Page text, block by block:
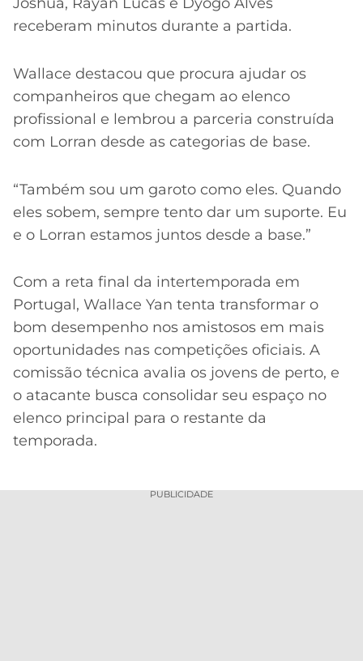
receberam minutos durante a partida.
Wallace destacou que procura ajudar os
companheiros que chegam ao elenco
profissional e lembrou a parceria construída
com Lorran desde as categorias de base.
“Também sou um garoto como eles. Quando
eles sobem, sempre tento dar um suporte. Eu
e o Lorran estamos juntos desde a base.”
Com a reta final da intertemporada em
Portugal, Wallace Yan tenta transformar o
bom desempenho nos amistosos em mais
oportunidades nas competições oficiais. A
comissão técnica avalia os jovens de perto, e
o atacante busca consolidar seu espaço no
elenco principal para o restante da
temporada.
PUBLICIDADE